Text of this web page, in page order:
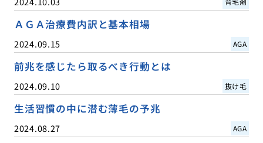
ＡＧＡ治療費内訳と基本相場
2024.09.15 AGA
前兆を感じたら取るべき行動とは
2024.09.10 抜け毛
生活習慣の中に潜む薄毛の予兆
2024.08.27 AGA